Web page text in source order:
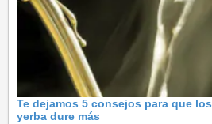
Te dejamos 5 consejos para que
yerba dure más